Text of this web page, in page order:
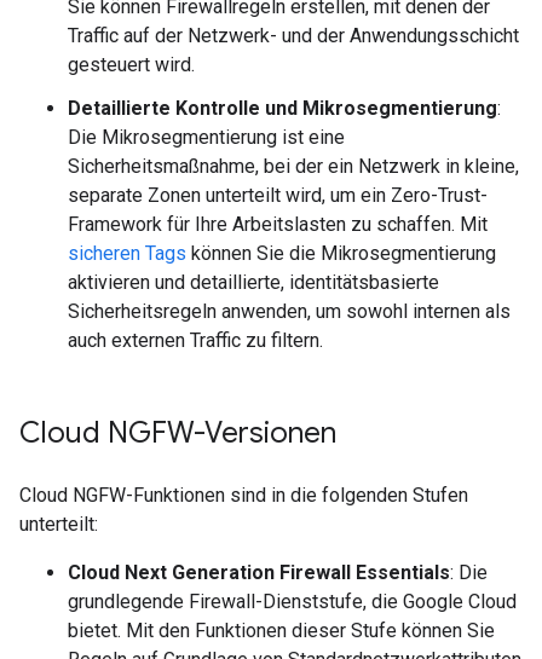
Sie können Firewallregeln erstellen, mit denen der
Traffic auf der Netzwerk- und der Anwendungsschicht
gesteuert wird.
Detaillierte Kontrolle und Mikrosegmentierung:
Die Mikrosegmentierung ist eine
Sicherheitsmaßnahme, bei der ein Netzwerk in kleine,
separate Zonen unterteilt wird, um ein Zero-Trust-
Framework für Ihre Arbeitslasten zu schaffen. Mit
sicheren Tags können Sie die Mikrosegmentierung
aktivieren und detaillierte, identitätsbasierte
Sicherheitsregeln anwenden, um sowohl internen als
auch externen Traffic zu filtern.
Cloud NGFW-Versionen
Cloud NGFW-Funktionen sind in die folgenden Stufen
unterteilt:
Cloud Next Generation Firewall Essentials: Die
grundlegende Firewall-Dienststufe, die Google Cloud
bietet. Mit den Funktionen dieser Stufe können Sie